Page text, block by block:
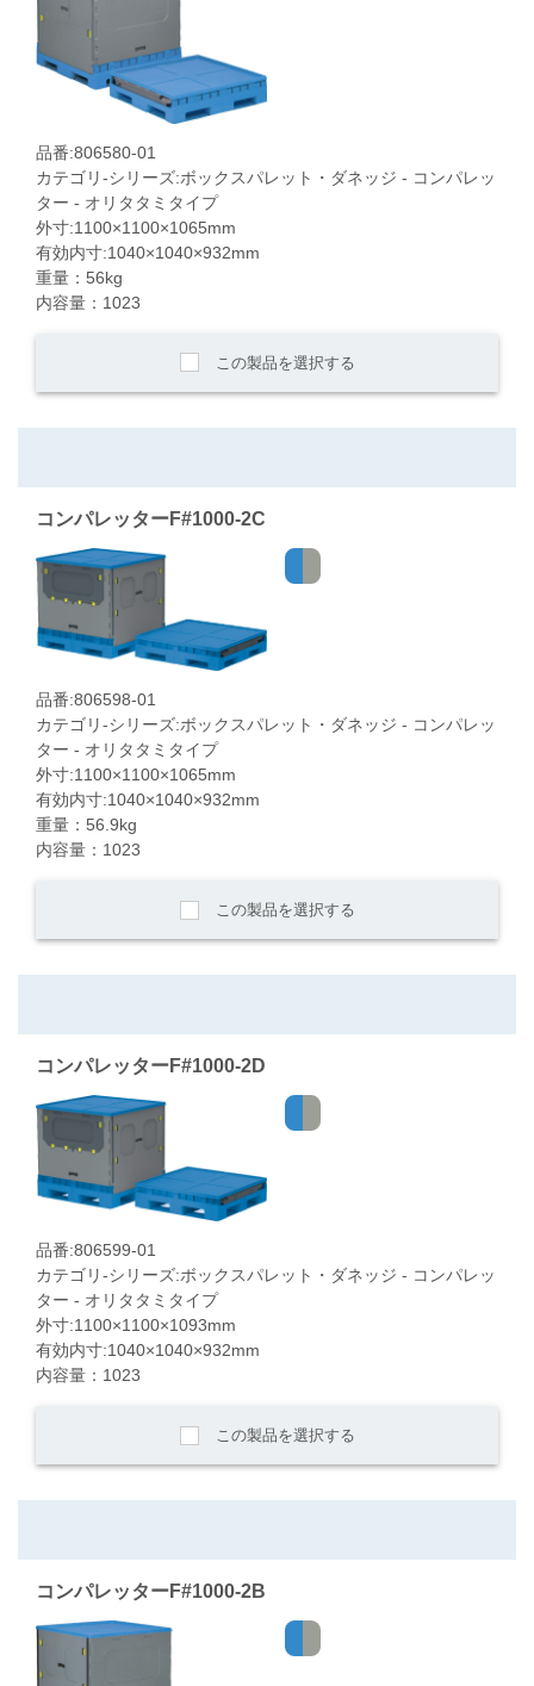
品番:806580-01
カテゴリ-シリーズ:ボックスパレット・ダネッジ - コンパレッ
ター - オリタタミタイプ
外寸:1100×1100×1065mm
有効内寸:1040×1040×932mm
重量：56kg
内容量：1023
この製品を選択する
コンパレッターF#1000-2C
品番:806598-01
カテゴリ-シリーズ:ボックスパレット・ダネッジ - コンパレッ
ター - オリタタミタイプ
外寸:1100×1100×1065mm
有効内寸:1040×1040×932mm
重量：56.9kg
内容量：1023
この製品を選択する
コンパレッターF#1000-2D
品番:806599-01
カテゴリ-シリーズ:ボックスパレット・ダネッジ - コンパレッ
ター - オリタタミタイプ
外寸:1100×1100×1093mm
有効内寸:1040×1040×932mm
内容量：1023
この製品を選択する
コンパレッターF#1000-2B